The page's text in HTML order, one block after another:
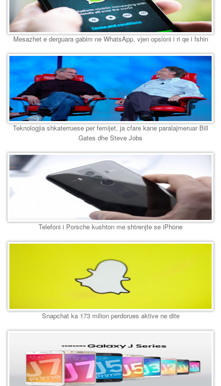
Mesazhet e derguara gabim ne WhatsApp, vjen opsioni i ri qe i fshin
Teknologjia shkaterruese per femijet, ja cfare kane paralajmeruar Bill
Gates dhe Steve Jobs
Telefoni i Porsche kushton me shtrenjte se iPhone
Snapchat ka 173 milion perdorues aktive ne dite